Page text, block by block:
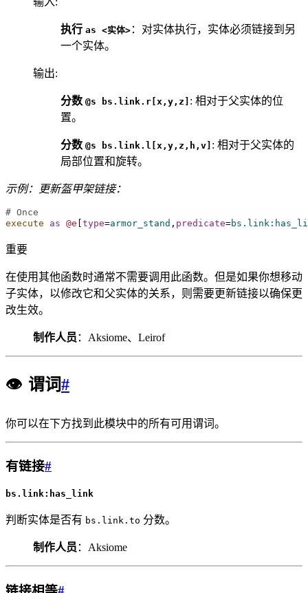
执行 as <实体> ：对实体执行，实体必须链接到另
一个实体。
输出:
分数 @s bs.link.r[x,y,z] : 相对于父实体的位
置。
分数 @s bs.link.l[x,y,z,h,v] : 相对于父实体的
局部位置和旋转。
示例：更新盔甲架链接：
# Once
execute
as @e [type=armor_stand , predicate=
重要
在使用其他函数时通常不需要调用此函数。但是如果你想移动
子实体，以修改它和父实体的关系，则需要更新链接以确保更
改生效。
制作人员 ：Aksiome、Leirof
👁️ 谓词#
你可以在下方找到此模块中的所有可用谓词。
有链接#
bs.link:has_link
判断实体是否有 bs.link.to 分数。
制作人员 ：Aksiome